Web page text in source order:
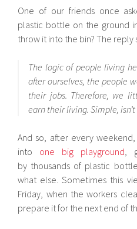
One of our friends once
plastic bottle on the ground
throw it into the bin? The reply
The logic of people living
after ourselves, the people
their jobs. Therefore, we
earn their living. Simple,
And so, after every
into one big playground ,
by thousands of plastic
what else. Sometimes this
Friday, when the workers
prepare it for the next end of